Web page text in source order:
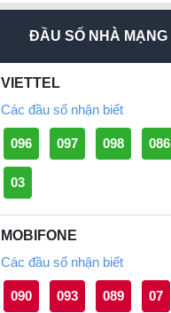
ĐẦU SỐ NHÀ MẠNG
VIETTEL
Các đầu số nhận biết
096 097 098 086
03
MOBIFONE
Các đầu số nhận biết
090 093 089 07